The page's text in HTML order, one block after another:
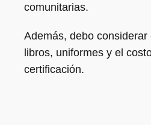
comunitarias.
Además, debo
libros, uniformes y el
certificación.